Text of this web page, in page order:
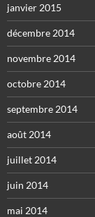
janvier 2015
décembre 2014
novembre 2014
octobre 2014
septembre 2014
août 2014
juillet 2014
juin 2014
mai 2014